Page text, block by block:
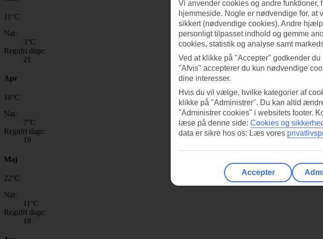
11 °C
Nat:
3°C
Regnfri dage:
21
Apr
18°C
Nat:
7°C
Regnfri dage:
19
Maj
22°C
Nat:
11 °C
Regnfri dage:
18
Vi anvender cookies og andre funktioner,
hjemmeside. Nogle er nødvendige for, at
sikkert (nødvendige cookies). Andre
personligt tilpasset indhold og gemme
cookies, statistik og analyse samt
Ved at klikke på "Accepter" godkender
"Afvis" accepterer du kun nødvendige
dine interesser.
Hvis du vil vælge, hvilke kategorier af
klikke på "Administrer". Du kan altid
"Administrer cookies" i websitets footer.
læse på denne side: Cookies og
data er sikre hos os: Læs vores
Accepter